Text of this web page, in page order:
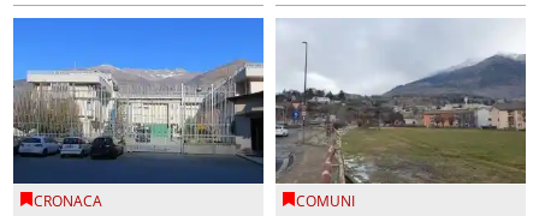
CRONACA COMUNI